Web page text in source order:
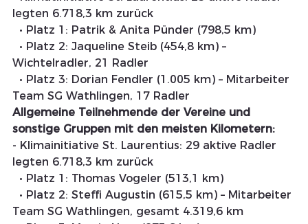
legten 6.718,3 km zurück
  • Platz 1: Patrik & Anita Pünder (798,5 km)
Wichtelradler, 21 Radler
Team SG Wathlingen, 17 Radler
Allgemeine Teilnehmende der Vereine und
sonstige Gruppen mit den meisten Kilometern:
- Klimainitiative St. Laurentius: 29 aktive Radler
legten 6.718,3 km zurück
  • Platz 1: Thomas Vogeler (513,1 km)
Team SG Wathlingen, gesamt 4.319,6 km